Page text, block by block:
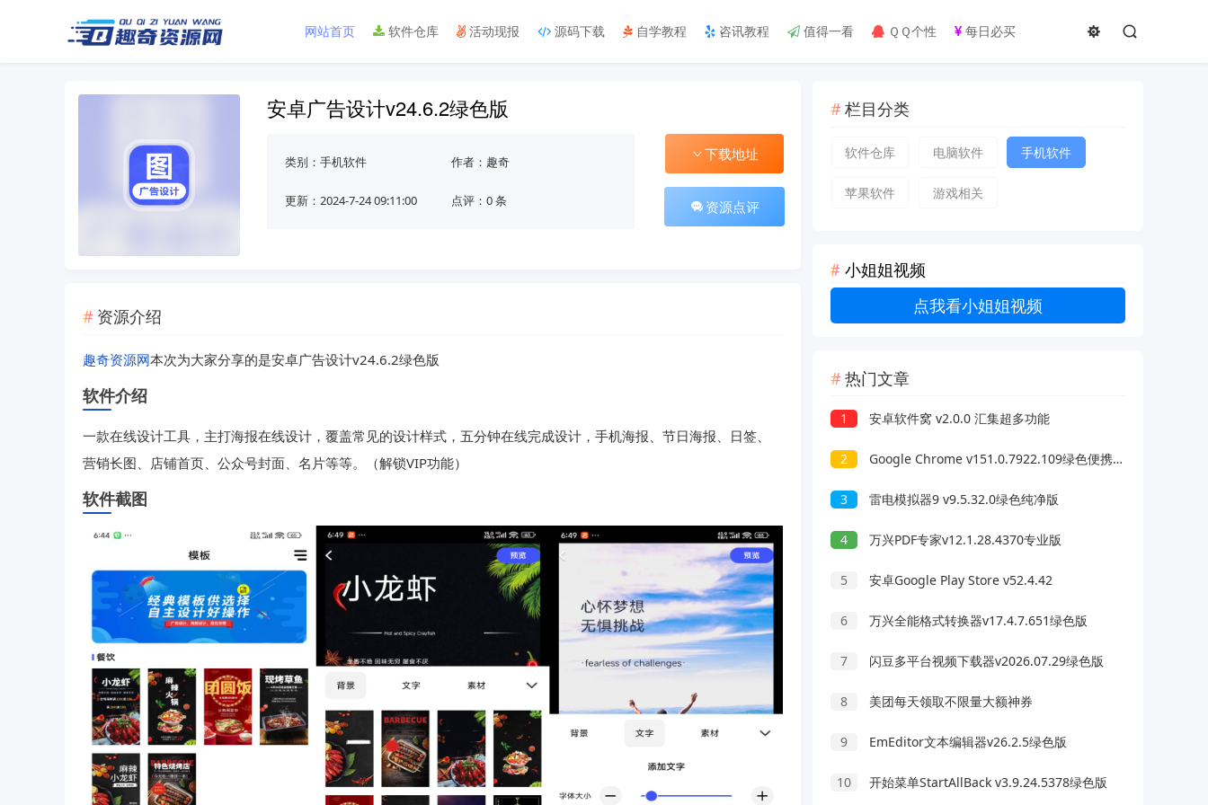
网站首页 软件仓库 活动现报 源码下载 自学教程 咨讯教程 值得一看 ＱＱ个性 每日必买
安卓广告设计v24.6.2绿色版
类别： 手机软件 作者：趣奇
更新：2024-7-24 09:11:00 点评：0 条
下载地址
资源点评
资源介绍
趣奇资源网本次为大家分享的是安卓广告设计v24.6.2绿色版
软件介绍
一款在线设计工具，主打海报在线设计，覆盖常见的设计样式，五分钟在线完成设计，手机海报、节日海报、日签、
营销长图、店铺首页、公众号封面、名片等等。（解锁VIP功能）
软件截图
栏目分类
软件仓库 电脑软件 手机软件
苹果软件 游戏相关
小姐姐视频
点我看小姐姐视频
热门文章
1 安卓软件窝 v2.0.0 汇集超多功能
2 Google Chrome v151.0.7922.109绿色便携版
3 雷电模拟器9 v9.5.32.0绿色纯净版
4 万兴PDF专家v12.1.28.4370专业版
5 安卓Google Play Store v52.4.42
6 万兴全能格式转换器v17.4.7.651绿色版
7 闪豆多平台视频下载器v2026.07.29绿色版
8 美团每天领取不限量大额神券
9 EmEditor文本编辑器v26.2.5绿色版
10 开始菜单StartAllBack v3.9.24.5378绿色版